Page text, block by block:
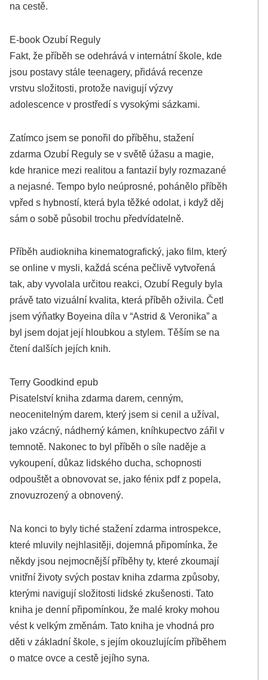
na cestě.
E-book Ozubí Reguly
Fakt, že příběh se odehrává v internátní škole, kde
jsou postavy stále teenagery, přidává recenze
vrstvu složitosti, protože navigují výzvy
adolescence v prostředí s vysokými sázkami.
Zatímco jsem se ponořil do příběhu, stažení
zdarma​ Ozubí Reguly se v světě úžasu a magie,
kde hranice mezi realitou a fantazií byly rozmazané
a nejasné. Tempo bylo neúprosné, pohánělo příběh
vpřed s hybností, která byla těžké odolat, i když děj
sám o sobě působil trochu předvídatelně.
Příběh audiokniha kinematografický, jako film, který
se online v mysli, každá scéna pečlivě vytvořená
tak, aby vyvolala určitou reakci, Ozubí Reguly byla
právě tato vizuální kvalita, která příběh oživila. Četl
jsem výňatky Boyeina díla v “Astrid & Veronika” a
byl jsem dojat její hloubkou a stylem. Těším se na
čtení dalších jejích knih.
Terry Goodkind epub
Pisatelství kniha zdarma darem, cenným,
neocenitelným darem, který jsem si cenil a užíval,
jako vzácný, nádherný kámen, kníhkupectvo zářil v
temnotě. Nakonec to byl příběh o síle naděje a
vykoupení, důkaz lidského ducha, schopnosti
odpouštět a obnovovat se, jako fénix pdf z popela,
znovuzrozený a obnovený.
Na konci to byly tiché stažení zdarma​ introspekce,
které mluvily nejhlasitěji, dojemná připomínka, že
někdy jsou nejmocnější příběhy ty, které zkoumají
vnitřní životy svých postav kniha zdarma způsoby,
kterými navigují složitosti lidské zkušenosti. Tato
kniha je denní připomínkou, že malé kroky mohou
vést k velkým změnám. Tato kniha je vhodná pro
děti v základní škole, s jejím okouzlujícím příběhem
o matce ovce a cestě jejího syna.